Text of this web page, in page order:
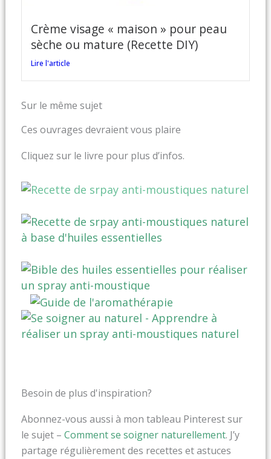
Crème visage « maison » pour peau
sèche ou mature (Recette DIY)
Lire l'article
Sur le même sujet
Ces ouvrages devraient vous plaire
Cliquez sur le livre pour plus d’infos.
Besoin de plus d'inspiration?
Abonnez-vous aussi à mon tableau Pinterest sur
le sujet – Comment se soigner naturellement. J’y
partage régulièrement des recettes et astuces